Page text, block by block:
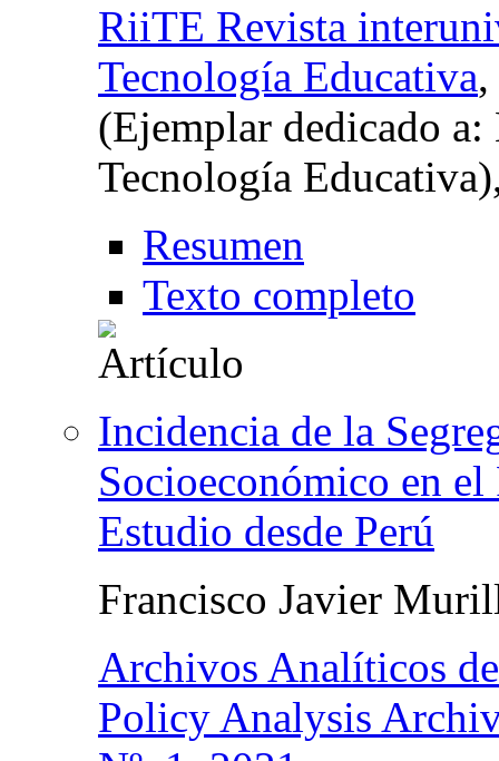
RiiTE Revista
Tecnología Educativa,
(Ejemplar dedicado
Tecnología
Resumen
Texto completo
Incidencia de la
Socioeconómico en
Estudio desde Perú
Francisco Javier
Archivos Analíticos
Policy Analysis